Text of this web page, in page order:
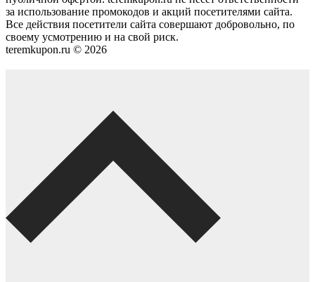
за использование промокодов и акций посетителями сайта.
Все действия посетители сайта совершают добровольно, по
своему усмотрению и на свой риск.
teremkupon.ru © 2026